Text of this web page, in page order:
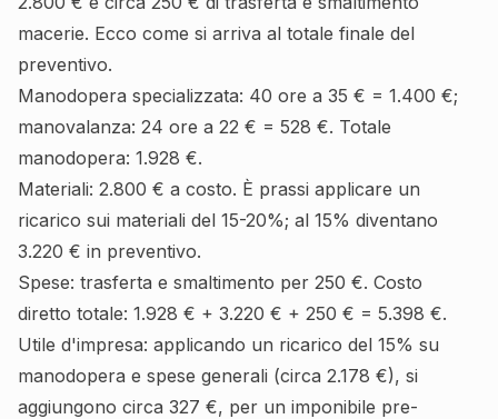
macerie. Ecco come si arriva al totale finale del
preventivo.
Manodopera specializzata: 40 ore a 35 € = 1.400 €;
manovalanza: 24 ore a 22 € = 528 €. Totale
manodopera: 1.928 €.
Materiali: 2.800 € a costo. È prassi applicare un
ricarico sui materiali del 15-20%; al 15% diventano
3.220 € in preventivo.
Spese: trasferta e smaltimento per 250 €. Costo
diretto totale: 1.928 € + 3.220 € + 250 € = 5.398 €.
Utile d'impresa: applicando un ricarico del 15% su
manodopera e spese generali (circa 2.178 €), si
aggiungono circa 327 €, per un imponibile pre-